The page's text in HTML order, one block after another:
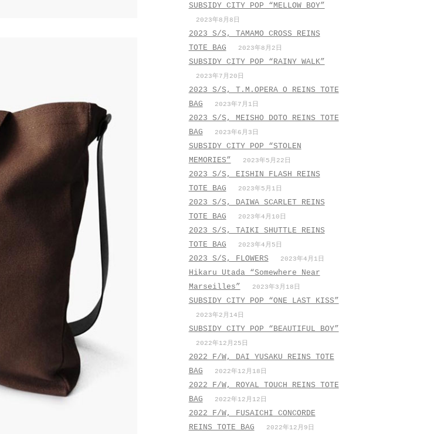
SUBSIDY CITY POP “MELLOW BOY”
2023年8月8日
2023 S/S, TAMAMO CROSS REINS
TOTE BAG
2023年8月2日
SUBSIDY CITY POP “RAINY WALK”
2023年7月20日
2023 S/S, T.M.OPERA O REINS TOTE
BAG
2023年7月1日
2023 S/S, MEISHO DOTO REINS TOTE
BAG
2023年6月3日
SUBSIDY CITY POP “STOLEN
MEMORIES”
2023年5月22日
2023 S/S, EISHIN FLASH REINS
TOTE BAG
2023年5月1日
2023 S/S, DAIWA SCARLET REINS
TOTE BAG
2023年4月10日
2023 S/S, TAIKI SHUTTLE REINS
TOTE BAG
2023年4月5日
2023 S/S, FLOWERS 2023年4月1日
Hikaru Utada “Somewhere Near
Marseilles”
2023年3月18日
SUBSIDY CITY POP “ONE LAST KISS”
2023年2月14日
SUBSIDY CITY POP “BEAUTIFUL BOY”
2022年12月25日
2022 F/W, DAI YUSAKU REINS TOTE
BAG
2022年12月18日
2022 F/W, ROYAL TOUCH REINS TOTE
BAG
2022年12月12日
2022 F/W, FUSAICHI CONCORDE
REINS TOTE BAG
2022年12月9日